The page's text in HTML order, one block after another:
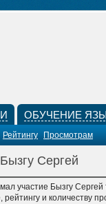
ОБУЧЕНИЕ
Рейтингу Просмотрам
Сергей
участие Бызгу
и количеству